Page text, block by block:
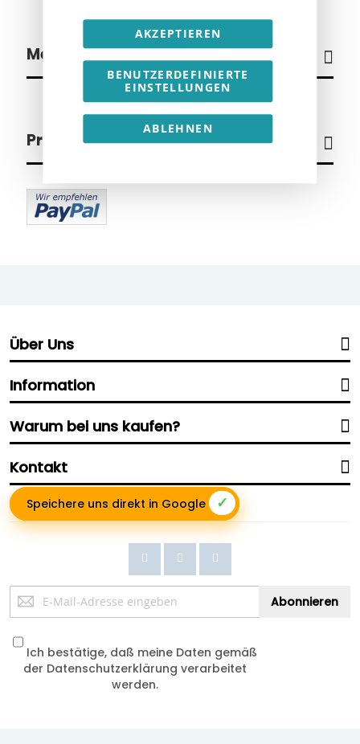
AKZEPTIEREN
BENUTZERDEFINIERTE
EINSTELLUNGEN
ABLEHNEN
Mein Wunschzettel
Produkte im %SALE
Über Uns
Information
Warum bei uns kaufen?
Kontakt
Speichere uns direkt in Google ✓
Anmeldung
zum
Abonnieren
Ich bestätige, daß meine Daten gemäß
der Datenschutzerklärung verarbeitet
werden.